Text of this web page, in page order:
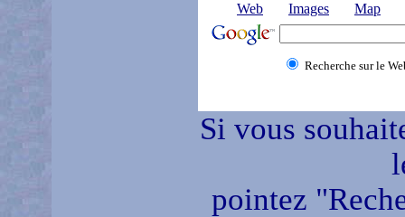
Web Images Map
Recherche sur le
Si vous
pointez